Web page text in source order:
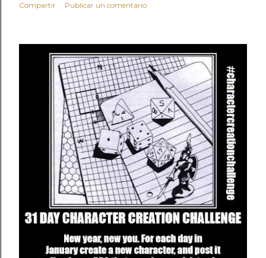
Compartir Publicar un comentario